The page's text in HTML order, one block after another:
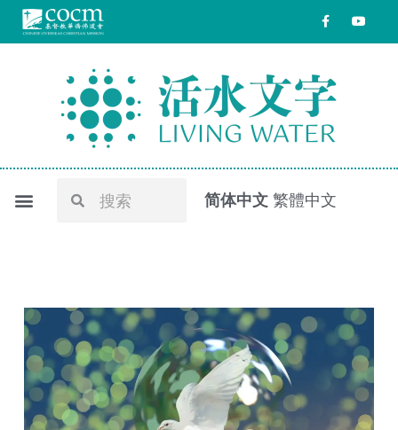
F
a
o
o
k
f
Y
o
SearchSearch
简体中文 繁體中文